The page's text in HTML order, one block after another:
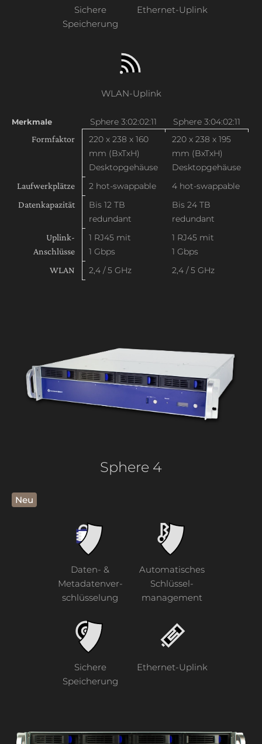
Sichere
Speicherung
Ethernet-Uplink
WLAN-Uplink
Merkmale Sphere 3:02:02:11 Sphere 3:04:02:11
Formfaktor
220 x 238 x 160
mm (BxTxH)
Desktopgehäuse
220 x 238 x 195
mm (BxTxH)
Desktopgehäuse
Laufwerkplätze 2 hot-swappable 4 hot-swappable
Datenkapazität
Bis 12 TB
redundant
Bis 24 TB
redundant
Uplink-
Anschlüsse
1 RJ45 mit
1 Gbps
1 RJ45 mit
1 Gbps
WLAN 2,4 / 5 GHz 2,4 / 5 GHz
Sphere 4
Neu
Daten- &
Metadatenver-
schlüsselung
Automatisches
Schlüssel-
management
Sichere
Speicherung
Ethernet-Uplink